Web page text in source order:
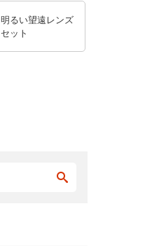
明るい望遠レンズ
セット